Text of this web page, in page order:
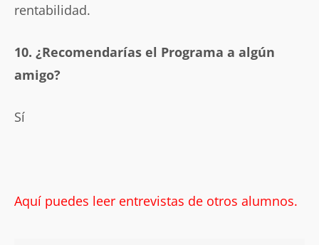
rentabilidad.
10. ¿Recomendarías el Programa a algún
amigo?
Sí
Aquí puedes leer entrevistas de otros alumnos.